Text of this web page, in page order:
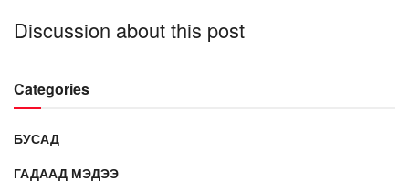
Discussion about this post
Categories
БУСАД
ГАДААД МЭДЭЭ